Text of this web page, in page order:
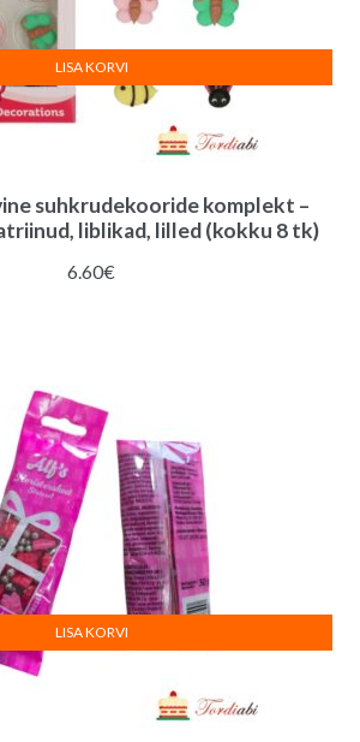
suhkrudekooride komplekt –
liblikad, lilled (kokku 8 tk)
6.60€
LISA KORVI
LISA KORVI